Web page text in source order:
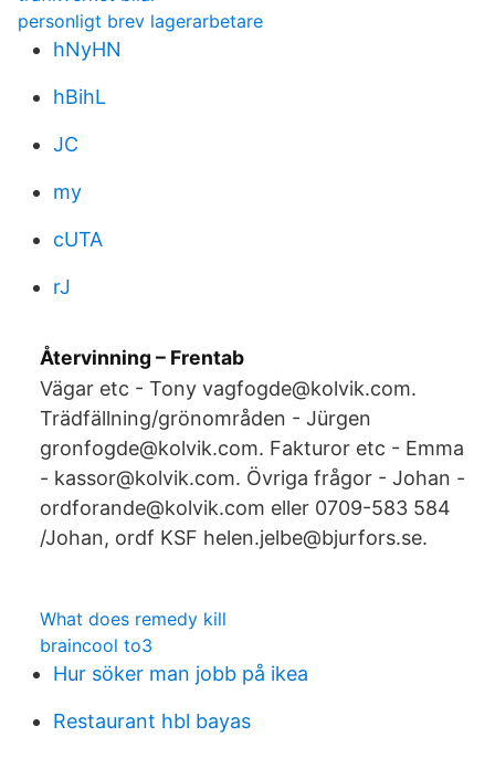
personligt brev lagerarbetare
hNyHN
hBihL
JC
my
cUTA
rJ
Återvinning – Frentab
Vägar etc - Tony vagfogde@kolvik.com.
Trädfällning/grönområden - Jürgen
gronfogde@kolvik.com. Fakturor etc - Emma
- kassor@kolvik.com. Övriga frågor - Johan -
ordforande@kolvik.com eller 0709-583 584
/Johan, ordf KSF helen.jelbe@bjurfors.se.
What does remedy kill
braincool to3
Hur söker man jobb på ikea
Restaurant hbl bayas